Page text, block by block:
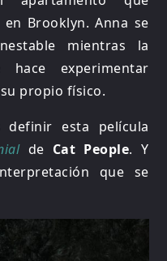
Brooklyn. Anna se
mientras la
experimentar
propio físico.
definir esta película
de Cat People. Y
que se